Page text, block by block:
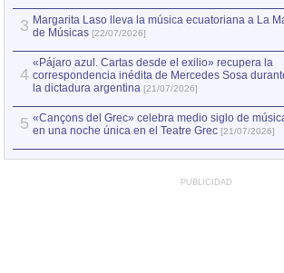
3 Margarita Laso lleva la música ecuatoriana a La
de Músicas [22/07/2026]
4
«Pájaro azul. Cartas desde el exilio» recupera la
correspondencia inédita de Mercedes Sosa
la dictadura argentina [21/07/2026]
5 «Cançons del Grec» celebra medio siglo de
en una noche única en el Teatre Grec [21/07/2026]
PUBLICIDAD